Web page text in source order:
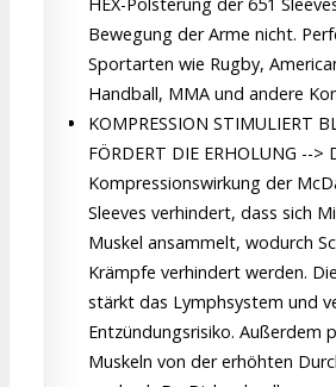
Bewegung der Arme nicht.
Sportarten wie Rugby,
Handball, MMA und andere
KOMPRESSION STIMULIERT
FÖRDERT DIE ERHOLUNG -->
Kompressionswirkung der
Sleeves verhindert, dass sich
Muskel ansammelt, wodurch
Krämpfe verhindert werden.
stärkt das Lymphsystem und
Entzündungsrisiko. Außerdem
Muskeln von der erhöhten